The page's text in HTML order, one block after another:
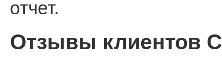
отчет.
Отзывы клиентов